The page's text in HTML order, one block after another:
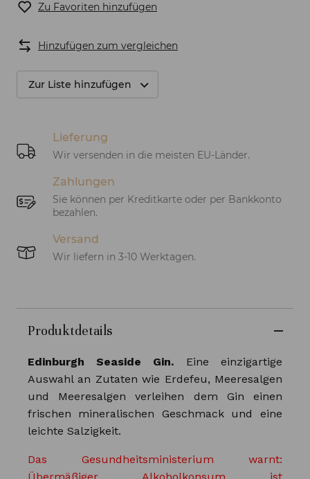
Zu Favoriten hinzufügen
Hinzufügen zum vergleichen
Zur Liste hinzufügen
Lieferung
Wir versenden in die meisten EU-Länder.
Zahlungen
Sie können per Kreditkarte oder per Bankkonto
bezahlen.
Versand
Wir liefern in 3-10 Werktagen.
Produktdetails
Edinburgh Seaside Gin. Eine einzigartige
Auswahl an Zutaten wie Erdefeu, Meeresalgen
und Meeresalgen verleihen dem Gin einen
frischen mineralischen Geschmack und eine
leichte Salzigkeit.
Das Gesundheitsministerium warnt: